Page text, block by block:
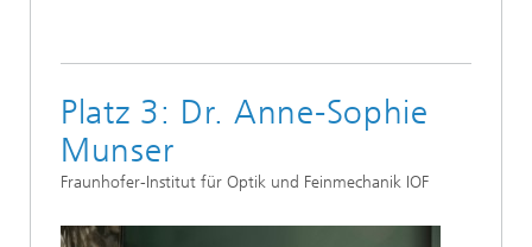
Platz 3: Dr. Anne-Sophie
Munser
Fraunhofer-Institut für Optik und Feinmechanik IOF